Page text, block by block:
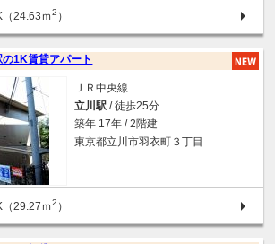
24.63ｍ2 ）
の1K賃貸アパート
ＪＲ中央線
立川駅 / 徒歩25分
築年 17年 / 2階建
東京都立川市羽衣町３丁目
29.27ｍ2 ）